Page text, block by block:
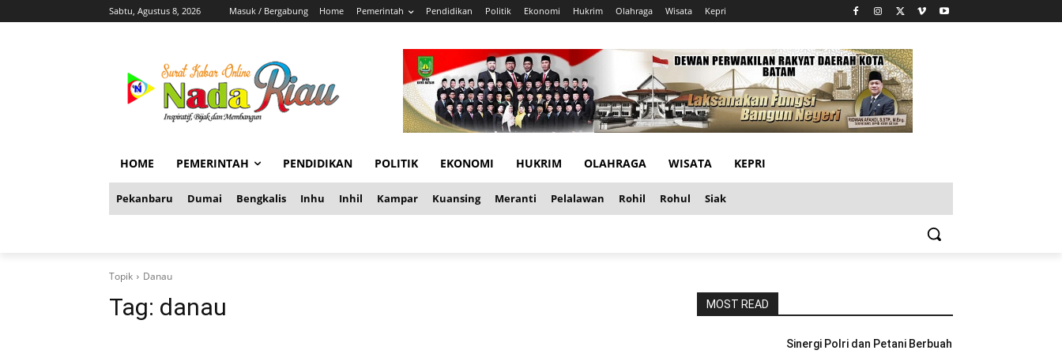
Sabtu, Agustus 8, 2026 Masuk / Bergabung Home Pemerintah Pendidikan Politik Ekonomi Hukrim Olahraga Wisata Kepri
HOME PEMERINTAH PENDIDIKAN POLITIK EKONOMI HUKRIM OLAHRAGA WISATA KEPRI
Pekanbaru Dumai Bengkalis Inhu Inhil Kampar Kuansing Meranti Pelalawan Rohil Rohul Siak
Topik Danau
Tag: danau MOST READ
Sinergi Polri dan Petani Berbuah